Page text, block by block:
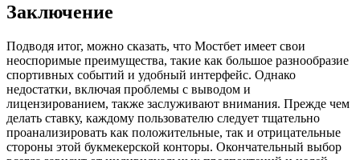
Заключение
Подводя итог, можно сказать, что Мостбет имеет свои
неоспоримые преимущества, такие как большое разнообразие
спортивных событий и удобный интерфейс. Однако
недостатки, включая проблемы с выводом и
лицензированием, также заслуживают внимания. Прежде чем
делать ставку, каждому пользователю следует тщательно
проанализировать как положительные, так и отрицательные
стороны этой букмекерской конторы. Окончательный выбор